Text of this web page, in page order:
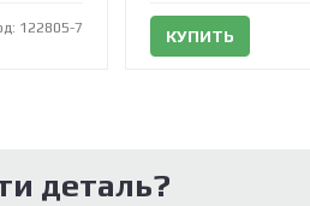
122805-7 КУПИТЬ
деталь?